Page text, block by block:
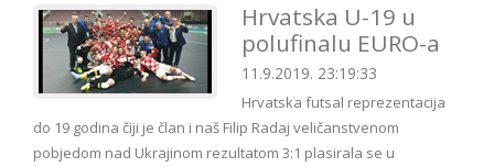
Hrvatska U-19 u
polufinalu EURO-a
11.9.2019. 23:19:33
Hrvatska futsal reprezentacija
do 19 godina čiji je član i naš Filip Radaj veličanstvenom
pobjedom nad Ukrajinom rezultatom 3:1 plasirala se u